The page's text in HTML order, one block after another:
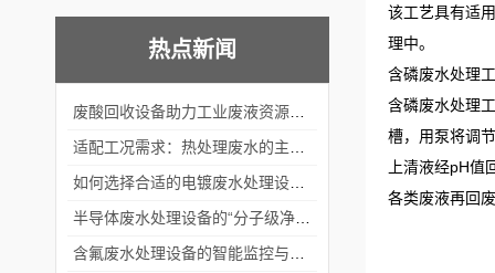
热点新闻
该工艺具有适
理中。
含磷废水处理
含磷废水处理
槽，用泵将调
上清液经pH
各类废液再回